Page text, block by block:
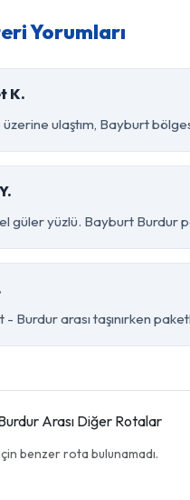
Yorumları
K.
ulaştım, Bayburt
güler yüzlü. Bayburt Burdur
Burdur arası taşınırken
Arası Diğer Rotalar
benzer rota bulunamadı.